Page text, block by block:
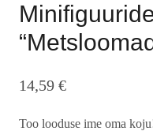
14,59 €
Too looduse ime oma